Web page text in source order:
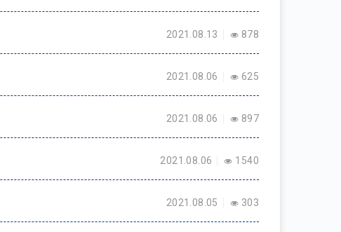
2021.08.13 878
2021.08.06 625
2021.08.06 897
2021.08.06 1540
2021.08.05 303